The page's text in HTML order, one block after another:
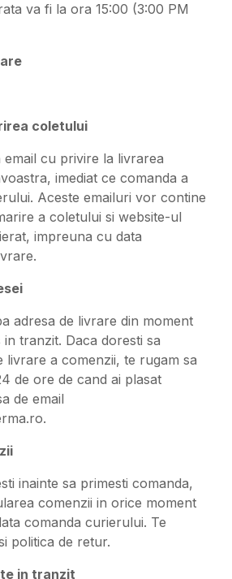
va fi la ora 15:00 (3:00 PM
coletului
cu privire la livrarea
imediat ce comanda a
Aceste emailuri vor contine
a coletului si website-ul
impreuna cu data
adresa de livrare din moment
tranzit. Daca doresti sa
livrare a comenzii, te rugam sa
de ore de cand ai plasat
de email
inainte sa primesti comanda,
comenzii in orice moment
comanda curierului. Te
politica de retur.
in tranzit